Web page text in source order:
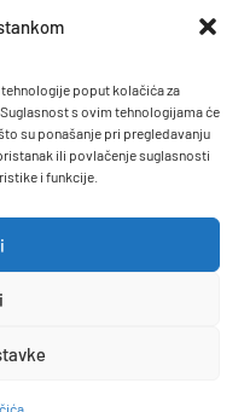
poput kolačića za
s ovim tehnologijama će
su ponašanje pri pregledavanju
ili povlačenje suglasnosti
i funkcije.
i plaćanje
korištenja
giveaway